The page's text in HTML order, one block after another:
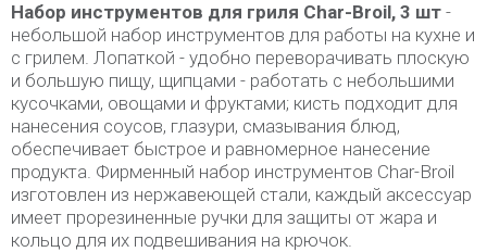
Набор инструментов для гриля Char-Broil, 3 шт -
небольшой набор инструментов для работы на кухне и
с грилем. Лопаткой - удобно переворачивать плоскую
и большую пищу, щипцами - работать с небольшими
кусочками, овощами и фруктами; кисть подходит для
нанесения соусов, глазури, смазывания блюд,
обеспечивает быстрое и равномерное нанесение
продукта. Фирменный набор инструментов Char-Broil
изготовлен из нержавеющей стали, каждый аксессуар
имеет прорезиненные ручки для защиты от жара и
кольцо для их подвешивания на крючок.